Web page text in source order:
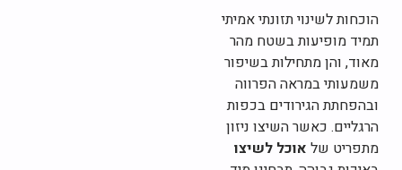
הוכחות לשינוי תזונתי אמיתי
תמיד מופיעות בשטח מהר
מאוד, והן מתחילות בשיפור
משמעותי במראה הפרווה
ובהפחתת הגירודים בכפות
הרגליים. כאשר השיצו ניזון
מתפריט של אוכל לשיצו